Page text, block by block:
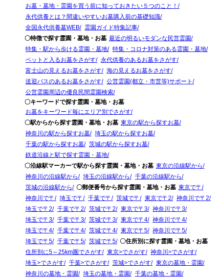
お墓・墓地・霊園を買う前に知っておきたい５つのこと！
永代供養とは？間違いやすいお墓購入前の基礎知識
全国永代供養墓WEB
霊園ガイド特集記事
〇特徴で探す霊園・墓地・お墓 最近の明るいモダンな民営霊園
特集・駅から歩ける霊園・墓地
特集・コロナ対策のある霊園・墓地
ペットと入るお墓をさがす
永代供養のあるお墓をさがす
富士山の見えるお墓をさがす
海の見えるお墓をさがす
送迎バスのあるお墓をさがす
公営霊園(都立・市営等)サポート
公営霊園周辺の優良民間霊園検索
〇キーワードで探す霊園・墓地・お墓
お墓をキーワード毎にエリア別でさがす
〇駅からから探す霊園・墓地・お墓 東京の駅から探すお墓
神奈川の駅から探すお墓
埼玉の駅から探すお墓
千葉の駅から探すお墓
茨城の駅から探すお墓
鉄道沿線と駅で探す霊園・墓地
〇沿線駅マーカーで駅から探す霊園・墓地・お墓 東京の沿線駅から
神奈川の沿線駅から
埼玉の沿線駅から
千葉の沿線駅から
茨城の沿線駅から
〇郵便番号から探す霊園・墓地・お墓 東京で〒
神奈川で〒
埼玉で〒 千葉で〒 茨城で〒 東京で〒2
神奈川で〒2
埼玉で〒2
千葉で〒2 茨城で〒2 東京で〒3
神奈川で〒3
埼玉で〒3
千葉で〒3 茨城で〒3 東京で〒4
神奈川で〒4
埼玉で〒4
千葉で〒4 茨城で〒4 東京で〒5
神奈川で〒5
埼玉で〒5
千葉で〒5 茨城で〒5
〇住所別に探す霊園・墓地・お墓
住所別に5～25km圏でさがす
東京>でさがす
神奈川>でさがす
埼玉>でさがす
千葉>でさがす 茨城>でさがす
東京の墓地・霊園
神奈川の墓地・霊園
埼玉の墓地・霊園
千葉の墓地・霊園